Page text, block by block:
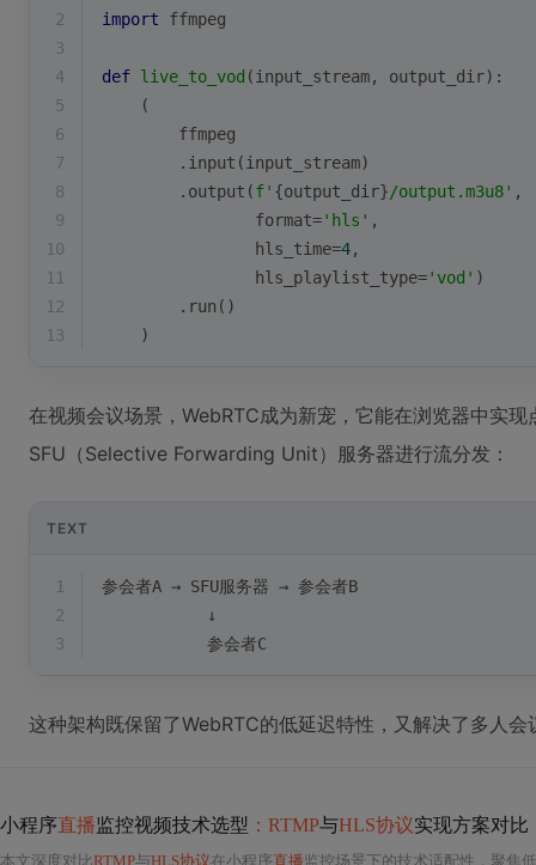
2 import ffmpeg
3
4
def live_to_vod ( input_stream, output_dir):
5
    (
6
        ffmpeg
7
        .
input (input_stream)
8
        .output(
f' {output_dir}/output.m3u8' ,
9
format='hls' ,
10
                hls_time=
4,
11
                hls_playlist_type=
'vod' )
12
        .run()
13
    )
在视频会议场景，WebRTC成为新宠，它能在浏览器中实
SFU（Selective Forwarding Unit）服务器进行流分发：
TEXT
1
参会者A → SFU服务器 → 参会者B
2
           ↓
3
           参会者C
这种架构既保留了WebRTC的低延迟特性，又解决了多人
小程序直播监控视频技术选型 ：RTMP与HLS协议实现方案对比
本文深度对比RTMP与HLS协议在小程序直播监控场景下的技术适配性，聚焦